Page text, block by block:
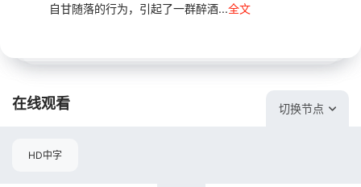
自甘随落的行为，引起了一群醉酒...全文
在线观看 切换节点
HD中字